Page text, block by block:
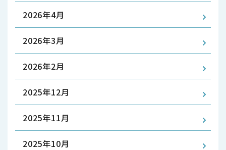
2026年4月
2026年3月
2026年2月
2025年12月
2025年11月
2025年10月